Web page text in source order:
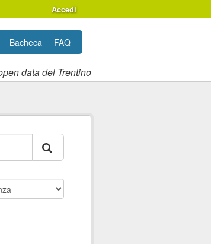
Accedi
data del Trentino
Bacheca FAQ